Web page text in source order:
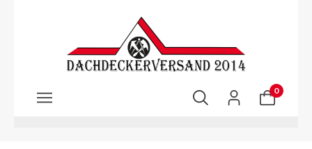
Zum Hauptinhalt springen
0